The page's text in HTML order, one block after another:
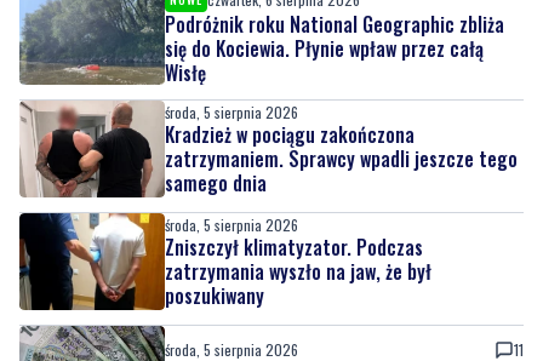
środa, 5 sierpnia 2026
Kradzież w pociągu zakończona
zatrzymaniem. Sprawcy wpadli jeszcze tego
samego dnia
środa, 5 sierpnia 2026
Zniszczył klimatyzator. Podczas
zatrzymania wyszło na jaw, że był
poszukiwany
środa, 5 sierpnia 2026
Mediana wynagrodzeń w Polsce przekroczyła
7,6 tys. zł